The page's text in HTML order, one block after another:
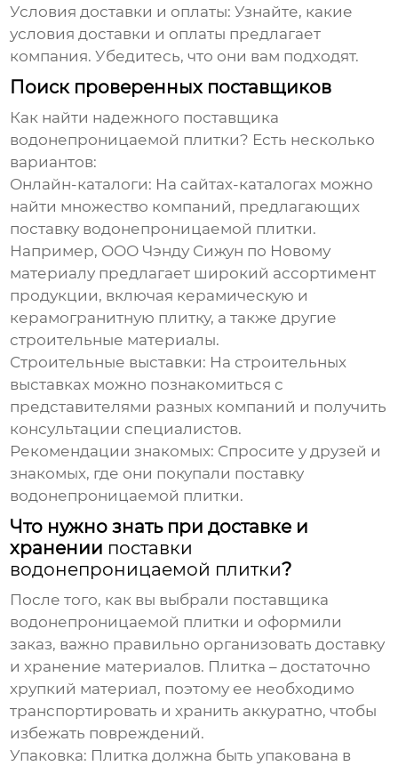
Условия доставки и оплаты: Узнайте, какие
условия доставки и оплаты предлагает
компания. Убедитесь, что они вам подходят.
Поиск проверенных поставщиков
Как найти надежного поставщика
водонепроницаемой плитки? Есть несколько
вариантов:
Онлайн-каталоги: На сайтах-каталогах можно
найти множество компаний, предлагающих
поставку водонепроницаемой плитки.
Например, ООО Чэнду Сижун по Новому
материалу предлагает широкий ассортимент
продукции, включая керамическую и
керамогранитную плитку, а также другие
строительные материалы.
Строительные выставки: На строительных
выставках можно познакомиться с
представителями разных компаний и получить
консультации специалистов.
Рекомендации знакомых: Спросите у друзей и
знакомых, где они покупали поставку
водонепроницаемой плитки.
Что нужно знать при доставке и
хранении поставки
водонепроницаемой плитки?
После того, как вы выбрали поставщика
водонепроницаемой плитки и оформили
заказ, важно правильно организовать доставку
и хранение материалов. Плитка – достаточно
хрупкий материал, поэтому ее необходимо
транспортировать и хранить аккуратно, чтобы
избежать повреждений.
Упаковка: Плитка должна быть упакована в